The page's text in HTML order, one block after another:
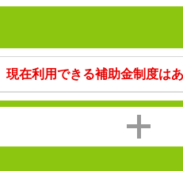
現在利用できる補助金制度は